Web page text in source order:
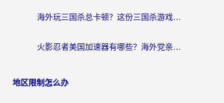
海外玩三国杀总卡顿？这份三国杀游戏加速器指南帮你告别延迟烦恼
火影忍者美国加速器有哪些？海外党亲测的国服游戏加速全攻略（含菲律宾玩三国之刃守望黎明技巧）
地区限制怎么办